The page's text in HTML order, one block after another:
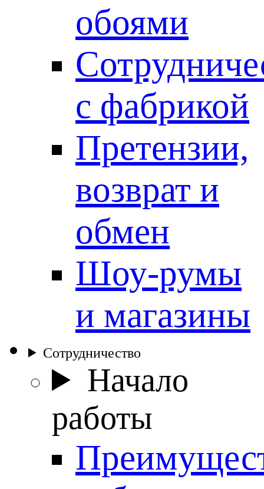
обоями
с фабрикой
Претензии,
возврат и
обмен
Шоу-румы
и магазины
Сотрудничество
Начало
работы